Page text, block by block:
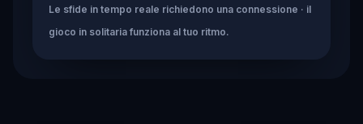
Le sfide in tempo reale richiedono una connessione · il
gioco in solitaria funziona al tuo ritmo.